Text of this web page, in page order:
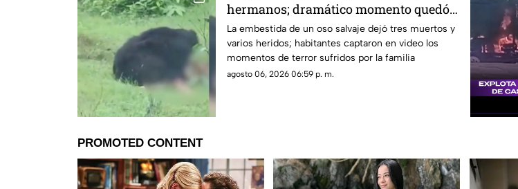
hermanos; dramático momento quedó
grabado en VIDEO
La embestida de un oso salvaje dejó tres muertos y
varios heridos; habitantes captaron en video los
momentos de terror sufridos por la familia
agosto 06, 2026 06:59 p. m.